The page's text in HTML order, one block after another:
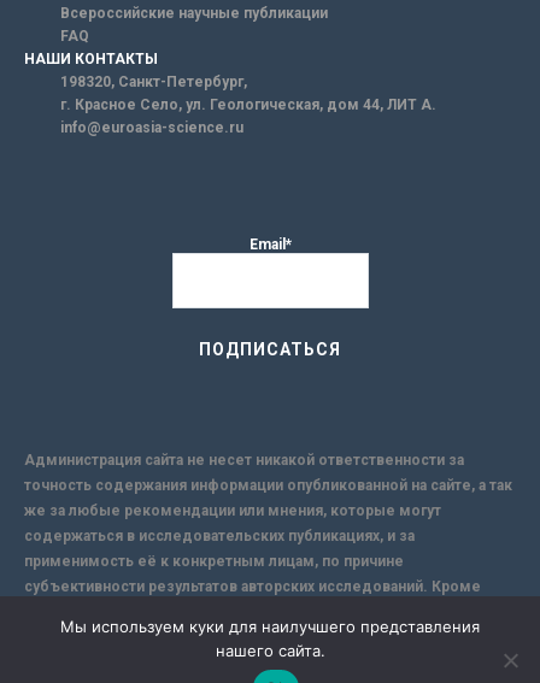
Всероссийские научные публикации
FAQ
НАШИ КОНТАКТЫ
198320, Санкт-Петербург,
г. Красное Село, ул. Геологическая, дом 44, ЛИТ А.
info@euroasia-science.ru
Email*
Администрация сайта не несет никакой ответственности за
точность содержания информации опубликованной на сайте, а так
же за любые рекомендации или мнения, которые могут
содержаться в исследовательских публикациях, и за
применимость её к конкретным лицам, по причине
субъективности результатов авторских исследований. Кроме
надежной защиты информации, Сайт не несет ответственности за
информацию, присылаемую через интернет.
Мы используем куки для наилучшего представления
нашего сайта.